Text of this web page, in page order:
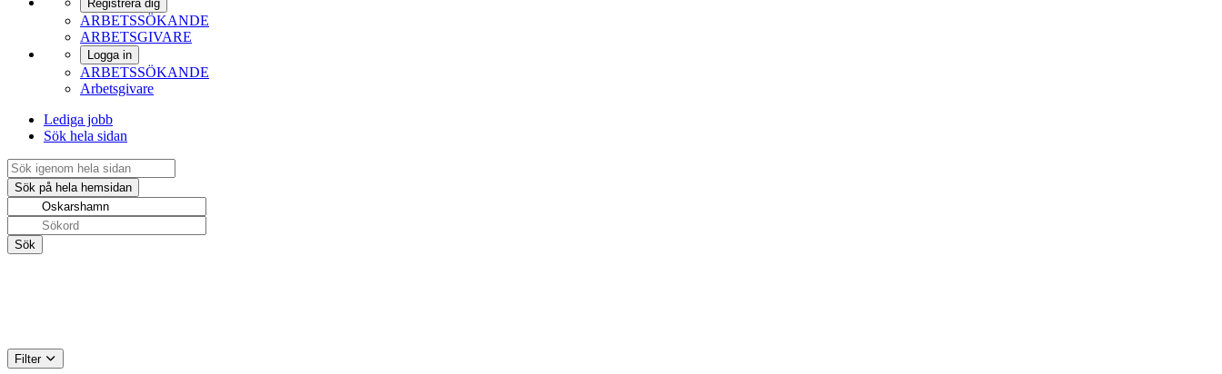
Registrera dig
ARBETSSÖKANDE
ARBETSGIVARE
Logga in
ARBETSSÖKANDE
Arbetsgivare
Lediga jobb
Sök hela sidan
Filter